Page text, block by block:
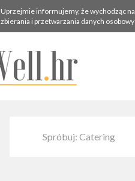
Uprzejmie informujemy, że wychodząc
zbierania i przetwarzania danych